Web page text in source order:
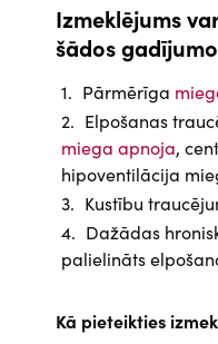
Izmeklējums
šādos
Pārmērīga
Elpošanas
miega apnoja,
hipoventilācija
Kustību
Dažādas
palielināts
Kā pieteikties